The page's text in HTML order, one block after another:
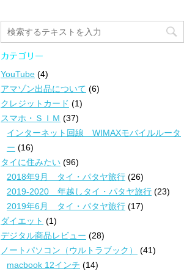
カテゴリー
YouTube (4)
アマゾン出品について (6)
クレジットカード (1)
スマホ・ＳＩＭ (37)
インターネット回線 WIMAXモバイルルータ
ー (16)
タイに住みたい (96)
2018年9月 タイ・パタヤ旅行 (26)
2019-2020 年越しタイ・パタヤ旅行 (23)
2019年6月 タイ・パタヤ旅行 (17)
ダイエット (1)
デジタル商品レビュー (28)
ノートパソコン（ウルトラブック）
(41)
macbook 12インチ (14)